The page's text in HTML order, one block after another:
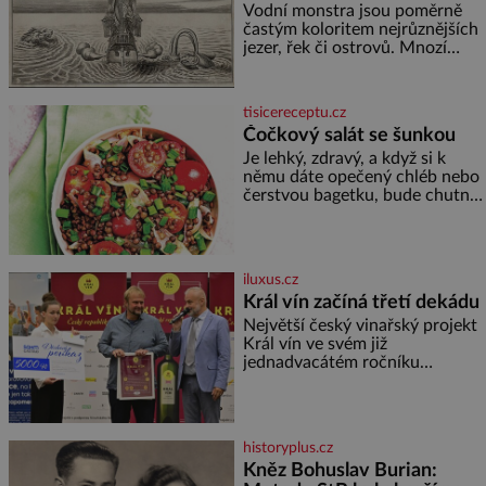
povahou
Vodní monstra jsou poměrně
častým koloritem nejrůznějších
jezer, řek či ostrovů. Mnozí
přitáhnout k němu pozornost
záhadám nakloněných turi
tisicereceptu.cz
Čočkový salát se šunkou
Je lehký, zdravý, a když si k
němu dáte opečený chléb nebo
čerstvou bagetku, bude chutnat
cibule 2 lžíce
iluxus.cz
Král vín začíná třetí dekádu
Největší český vinařský projekt
Král vín ve svém již
jednadvacátém ročníku
historyplus.cz
Kněz Bohuslav Burian: